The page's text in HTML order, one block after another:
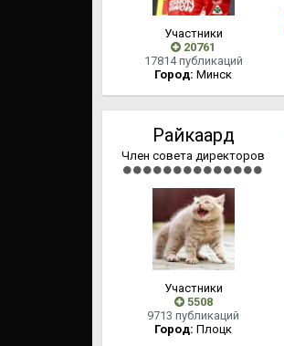
Участники
20761
17814 публикаций
Город: Минск
Райкаард
Член совета директоров
Участники
5508
9713 публикаций
Город: Плоцк